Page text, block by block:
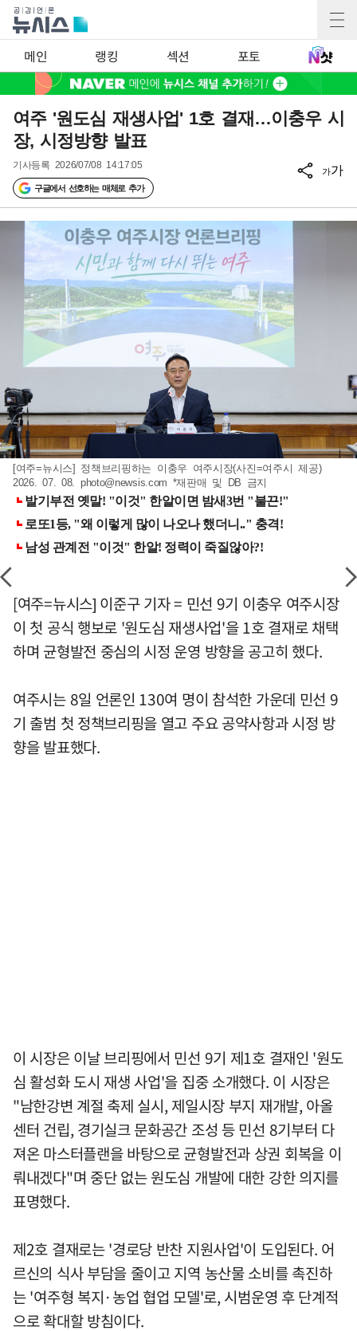
메인 랭킹 섹션 포토
여주 '원도심 재생사업' 1호 결재…이충우 시
장, 시정방향 발표
기사등록 2026/07/08 14:17:05
구글에서 선호하는 매체로 추가
가가
[여주=뉴시스] 정책브리핑하는 이충우 여주시장(사진=여주시 제공)
2026. 07. 08. photo@newsis.com *재판매 및 DB 금지
[여주=뉴시스] 이준구 기자 = 민선 9기 이충우 여주시장
이 첫 공식 행보로 '원도심 재생사업'을 1호 결재로 채택
하며 균형발전 중심의 시정 운영 방향을 공고히 했다.
여주시는 8일 언론인 130여 명이 참석한 가운데 민선 9
기 출범 첫 정책브리핑을 열고 주요 공약사항과 시정 방
향을 발표했다.
이 시장은 이날 브리핑에서 민선 9기 제1호 결재인 '원도
심 활성화 도시 재생 사업'을 집중 소개했다. 이 시장은
"남한강변 계절 축제 실시, 제일시장 부지 재개발, 아올
센터 건립, 경기실크 문화공간 조성 등 민선 8기부터 다
져온 마스터플랜을 바탕으로 균형발전과 상권 회복을 이
뤄내겠다"며 중단 없는 원도심 개발에 대한 강한 의지를
표명했다.
제2호 결재로는 '경로당 반찬 지원사업'이 도입된다. 어
르신의 식사 부담을 줄이고 지역 농산물 소비를 촉진하
는 '여주형 복지·농업 협업 모델'로, 시범운영 후 단계적
으로 확대할 방침이다.